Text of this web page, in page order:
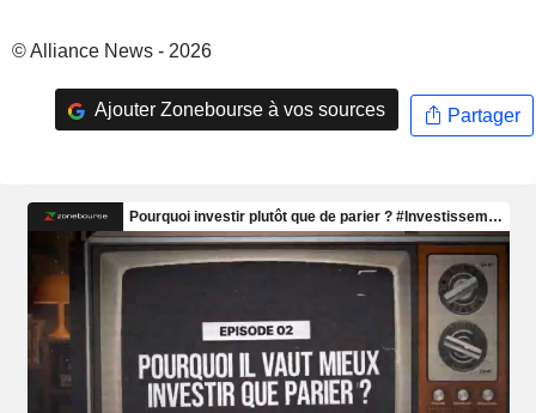
© Alliance News - 2026
Ajouter Zonebourse à vos sources Partager